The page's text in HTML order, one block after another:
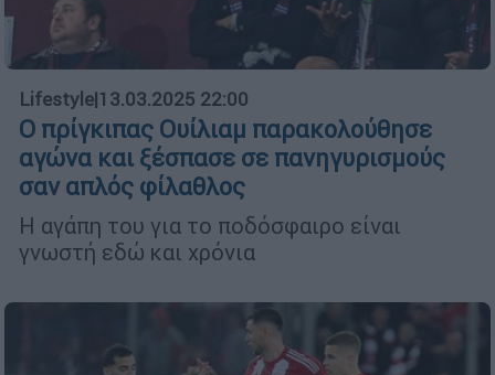
Lifestyle|13.03.2025 22:00
Ο πρίγκιπας Ουίλιαμ παρακολούθησε
αγώνα και ξέσπασε σε πανηγυρισμούς
σαν απλός φίλαθλος
Η αγάπη του για το ποδόσφαιρο είναι
γνωστή εδώ και χρόνια